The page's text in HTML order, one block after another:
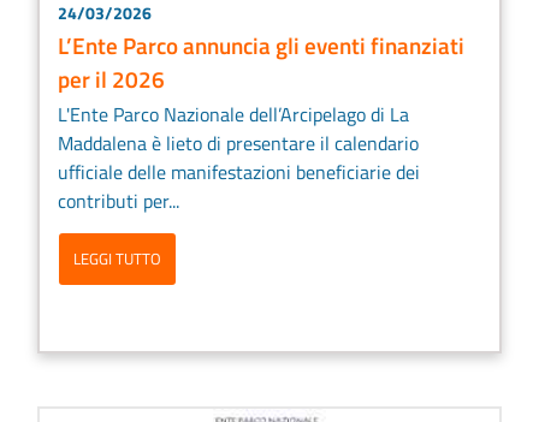
24/03/2026
L’Ente Parco annuncia gli eventi finanziati
per il 2026
L'Ente Parco Nazionale dell’Arcipelago di La
Maddalena è lieto di presentare il calendario
ufficiale delle manifestazioni beneficiarie dei
contributi per...
LEGGI TUTTO